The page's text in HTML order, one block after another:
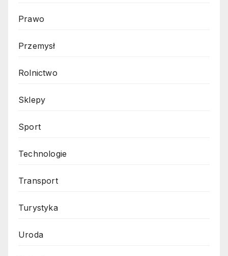
Prawo
Przemysł
Rolnictwo
Sklepy
Sport
Technologie
Transport
Turystyka
Uroda